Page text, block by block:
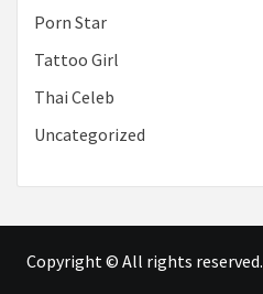
Porn Star
Tattoo Girl
Thai Celeb
Uncategorized
Copyright © All rights reserved.